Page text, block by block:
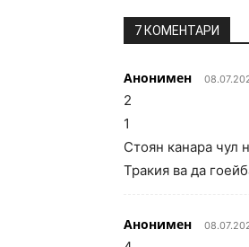
7 КОМЕНТАРИ
Анонимен
2
1
Стоян канара чул
Тракия ва да
Анонимен